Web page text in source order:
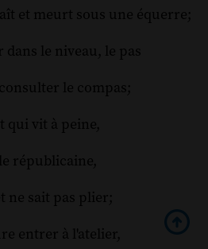
et meurt sous une équerre;
le niveau, le pas
le compas;
qui vit à peine,
républicaine,
ne sait pas plier;
entrer à l'atelier,